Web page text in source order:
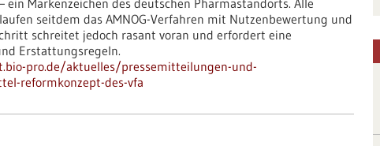
Markenzeichen des deutschen Pharmastandorts. Alle
seitdem das AMNOG-Verfahren mit Nutzenbewertung und
schreitet jedoch rasant voran und erfordert eine
Erstattungsregeln.
pro.de/aktuelles/pressemitteilungen-und-
reformkonzept-des-vfa